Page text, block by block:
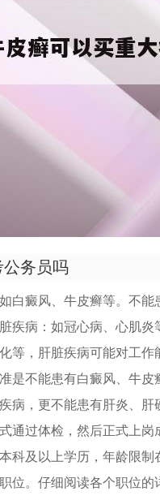
务员吗
白癜风、牛皮癣等。不
疾病：如冠心病、心肌
等，肝脏疾病可能对工作
是不能患有白癜风、牛
病，更不能患有肝炎、
通过体检，然后正式上岗
科及以上学历，年龄限
位。仔细阅读各个职位